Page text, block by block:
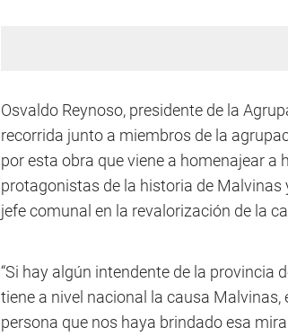
Osvaldo Reynoso, presidente de la
recorrida junto a miembros de la
por esta obra que viene a homenajear a
protagonistas de la historia de
jefe comunal en la revalorización de la
“Si hay algún intendente de la provincia
tiene a nivel nacional la causa Malvinas,
persona que nos haya brindado esa